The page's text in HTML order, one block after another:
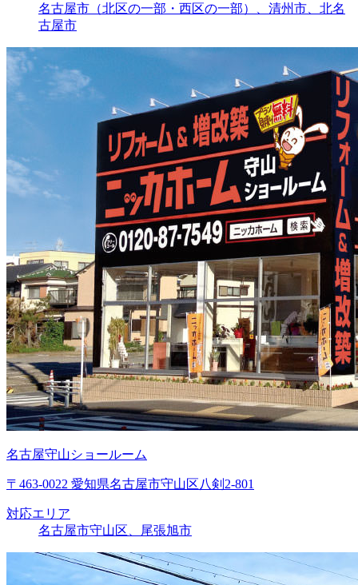
名古屋市（北区の一部・西区の一部）、清州市、北名
古屋市
名古屋守山ショールーム
〒463-0022 愛知県名古屋市守山区八剣2-801
対応エリア
名古屋市守山区、尾張旭市